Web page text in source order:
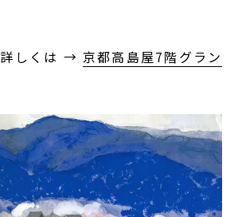
しくは → 京都高島屋7階グラン